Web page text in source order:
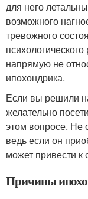
для него
возможного
тревожного
напрямую не
ипохондрика.
Если вы решили
желательно
этом вопросе. Не
ведь если он
может привести
Причины